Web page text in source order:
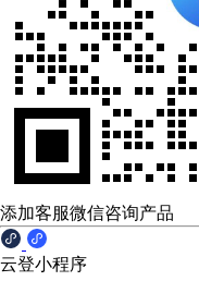
添加客服微信咨询产品
云登小程序